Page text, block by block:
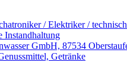
/ Elektriker /
Instandhaltung
GmbH, 87534
Getränke